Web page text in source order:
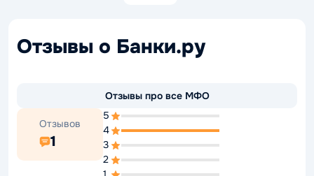
Отзывы о Банки.ру
Отзывы про все МФО
Отзывов
1
5
4
3
2